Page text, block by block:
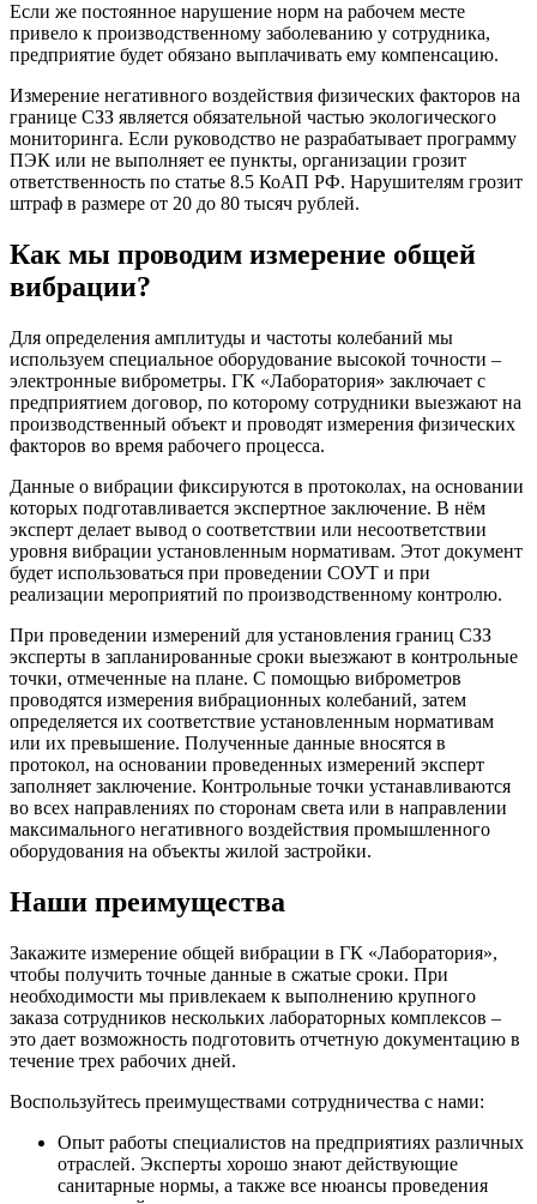
Если же постоянное нарушение норм на рабочем месте
привело к производственному заболеванию у сотрудника,
предприятие будет обязано выплачивать ему компенсацию.
Измерение негативного воздействия физических факторов на
границе СЗЗ является обязательной частью экологического
мониторинга. Если руководство не разрабатывает программу
ПЭК или не выполняет ее пункты, организации грозит
ответственность по статье 8.5 КоАП РФ. Нарушителям грозит
штраф в размере от 20 до 80 тысяч рублей.
Как мы проводим измерение общей
вибрации?
Для определения амплитуды и частоты колебаний мы
используем специальное оборудование высокой точности –
электронные виброметры. ГК «Лаборатория» заключает с
предприятием договор, по которому сотрудники выезжают на
производственный объект и проводят измерения физических
факторов во время рабочего процесса.
Данные о вибрации фиксируются в протоколах, на основании
которых подготавливается экспертное заключение. В нём
эксперт делает вывод о соответствии или несоответствии
уровня вибрации установленным нормативам. Этот документ
будет использоваться при проведении СОУТ и при
реализации мероприятий по производственному контролю.
При проведении измерений для установления границ СЗЗ
эксперты в запланированные сроки выезжают в контрольные
точки, отмеченные на плане. С помощью виброметров
проводятся измерения вибрационных колебаний, затем
определяется их соответствие установленным нормативам
или их превышение. Полученные данные вносятся в
протокол, на основании проведенных измерений эксперт
заполняет заключение. Контрольные точки устанавливаются
во всех направлениях по сторонам света или в направлении
максимального негативного воздействия промышленного
оборудования на объекты жилой застройки.
Наши преимущества
Закажите измерение общей вибрации в ГК «Лаборатория»,
чтобы получить точные данные в сжатые сроки. При
необходимости мы привлекаем к выполнению крупного
заказа сотрудников нескольких лабораторных комплексов –
это дает возможность подготовить отчетную документацию в
течение трех рабочих дней.
Воспользуйтесь преимуществами сотрудничества с нами:
Опыт работы специалистов на предприятиях различных
отраслей. Эксперты хорошо знают действующие
санитарные нормы, а также все нюансы проведения